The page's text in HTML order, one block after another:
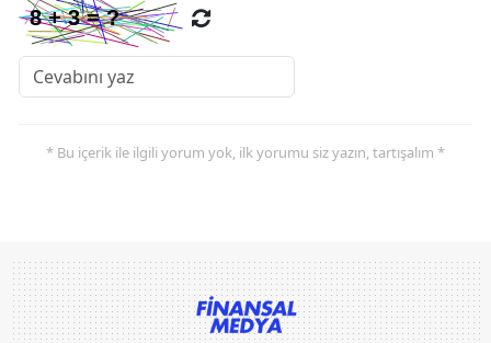
* Bu içerik ile ilgili yorum yok, ilk yorumu siz yazın, tartışalım *